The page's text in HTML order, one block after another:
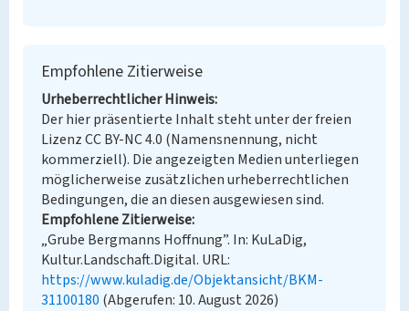
Empfohlene Zitierweise
Urheberrechtlicher Hinweis
Der hier präsentierte Inhalt steht unter der freien
Lizenz CC BY-NC 4.0 (Namensnennung, nicht
kommerziell). Die angezeigten Medien unterliegen
möglicherweise zusätzlichen urheberrechtlichen
Bedingungen, die an diesen ausgewiesen sind.
Empfohlene Zitierweise
„Grube Bergmanns Hoffnung”. In: KuLaDig,
Kultur.Landschaft.Digital. URL:
https://www.kuladig.de/Objektansicht/BKM-
31100180 (Abgerufen: 10. August 2026)